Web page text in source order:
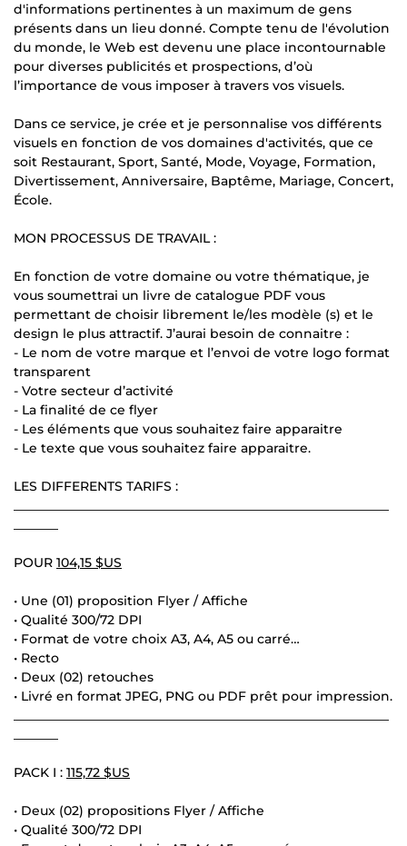
d'informations pertinentes à un maximum de gens
présents dans un lieu donné. Compte tenu de l'évolution
du monde, le Web est devenu une place incontournable
pour diverses publicités et prospections, d’où
l’importance de vous imposer à travers vos visuels.
Dans ce service, je crée et je personnalise vos différents
visuels en fonction de vos domaines d'activités, que ce
soit Restaurant, Sport, Santé, Mode, Voyage, Formation,
Divertissement, Anniversaire, Baptême, Mariage, Concert,
École.
MON PROCESSUS DE TRAVAIL :
En fonction de votre domaine ou votre thématique, je
vous soumettrai un livre de catalogue PDF vous
permettant de choisir librement le/les modèle (s) et le
design le plus attractif. J’aurai besoin de connaitre :
- Le nom de votre marque et l’envoi de votre logo format
transparent
- Votre secteur d’activité
- La finalité de ce flyer
- Les éléments que vous souhaitez faire apparaitre
- Le texte que vous souhaitez faire apparaitre.
LES DIFFERENTS TARIFS :
POUR 104,15 $US
• Une (01) proposition Flyer / Affiche
• Qualité 300/72 DPI
• Format de votre choix A3, A4, A5 ou carré…
• Recto
• Deux (02) retouches
• Livré en format JPEG, PNG ou PDF prêt pour impression.
PACK I : 115,72 $US
• Deux (02) propositions Flyer / Affiche
• Qualité 300/72 DPI